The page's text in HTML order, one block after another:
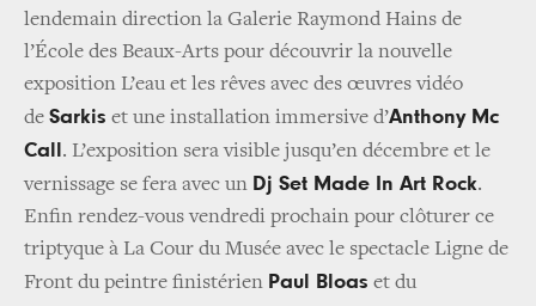
lendemain direction la Galerie Raymond Hains de
l’École des Beaux-Arts pour découvrir la nouvelle
exposition L’eau et les rêves avec des œuvres vidéo
de Sarkis et une installation immersive d’Anthony Mc
Call . L’exposition sera visible jusqu’en décembre et le
vernissage se fera avec un Dj Set Made In Art Rock.
Enfin rendez-vous vendredi prochain pour clôturer ce
triptyque à La Cour du Musée avec le spectacle Ligne de
Front du peintre finistérien Paul Bloas et du